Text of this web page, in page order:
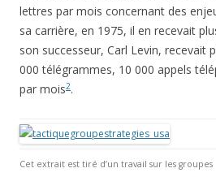
lettres par mois concernant des
sa carrière, en 1975, il en recevait
son successeur, Carl Levin, recevait
000 télégrammes, 10 000 appels
par mois2.
Cet extrait est tiré d’un travail sur les groupes